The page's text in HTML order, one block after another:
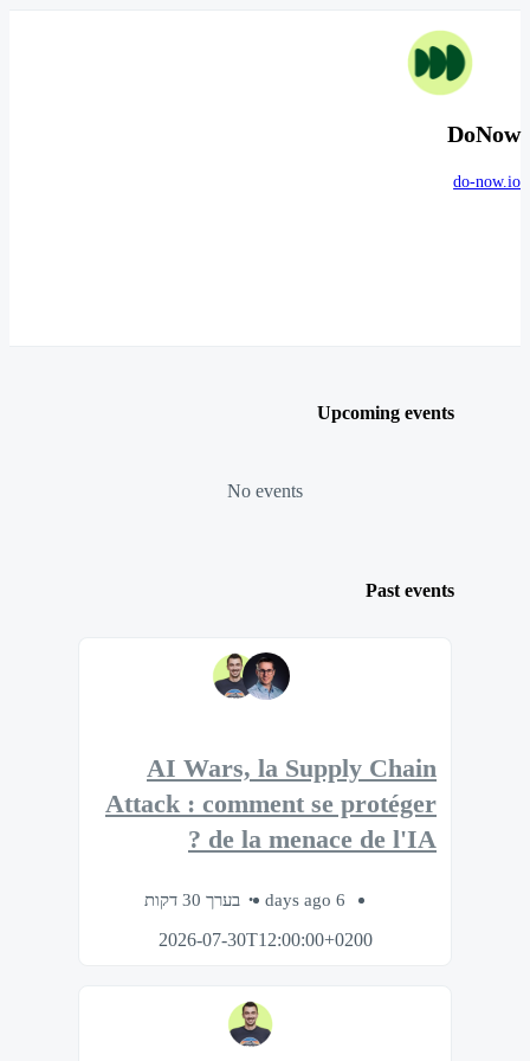
DoNow
do-now.io
Upcoming events
No events
Past events
AI Wars, la Supply Chain
Attack : comment se protéger
de la menace de l'IA ?
6 days ago
בערך 30 דקות
2026-07-30T12:00:00+0200